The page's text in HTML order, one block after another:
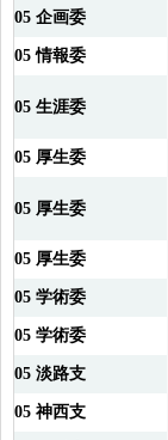
05 企画委
05 情報委
05 生涯委
05 厚生委
05 厚生委
05 厚生委
05 学術委
05 学術委
05 淡路支
05 神西支